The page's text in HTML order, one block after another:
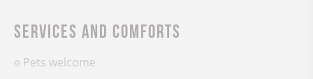
Services and comforts
Pets welcome